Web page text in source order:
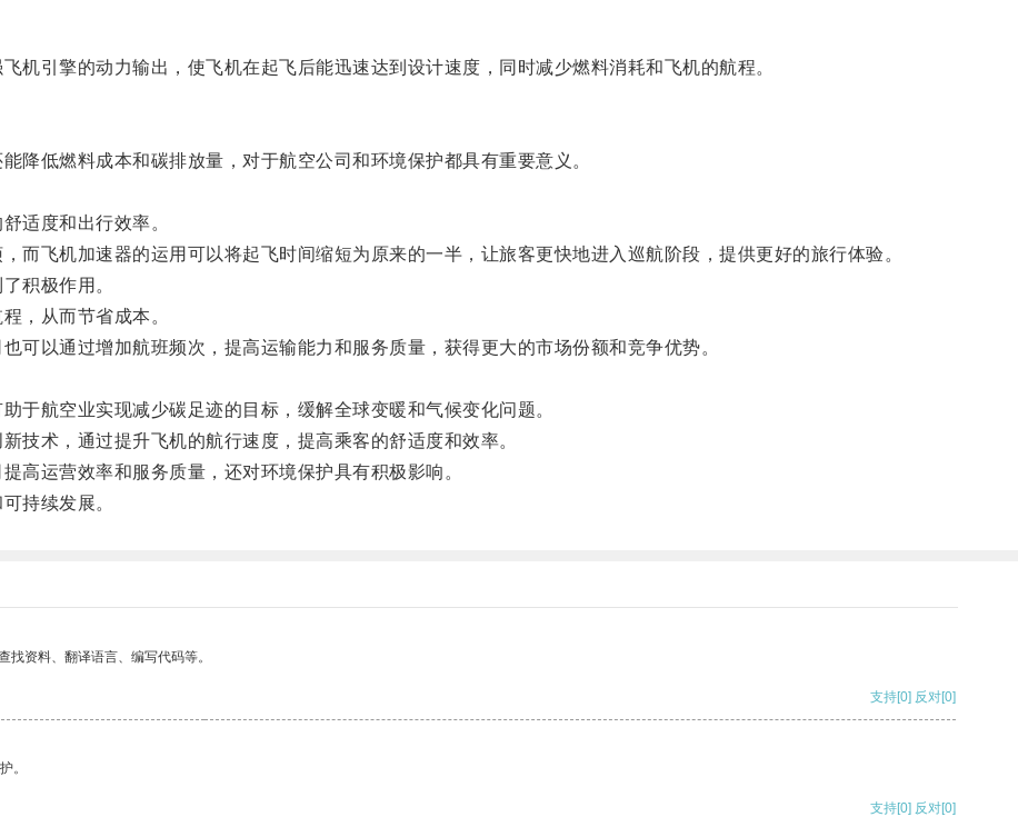
引擎的动力输出，使飞机在起飞后能迅速达到设计速度，同时减少燃料消耗和飞机的航程。
低燃料成本和碳排放量，对于航空公司和环境保护都具有重要意义。
适度和出行效率。
飞机加速器的运用可以将起飞时间缩短为原来的一半，让旅客更快地进入巡航阶段，提供更好的旅行体验。
积极作用。
，从而节省成本。
以通过增加航班频次，提高运输能力和服务质量，获得更大的市场份额和竞争优势。
航空业实现减少碳足迹的目标，缓解全球变暖和气候变化问题。
术，通过提升飞机的航行速度，提高乘客的舒适度和效率。
运营效率和服务质量，还对环境保护具有积极影响。
持续发展。
资料、翻译语言、编写代码等。
支持[0] 反对[0]
。
支持[0] 反对[0]